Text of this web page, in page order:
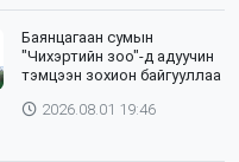
Баянцагаан сумын
"Чихэртийн зоо"-д адуучин
тэмцээн зохион байгууллаа
2026.08.01 19:46